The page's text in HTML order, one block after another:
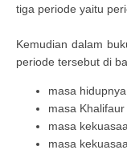
tiga periode yaitu
Kemudian dalam
periode tersebut di
masa
masa
masa
masa